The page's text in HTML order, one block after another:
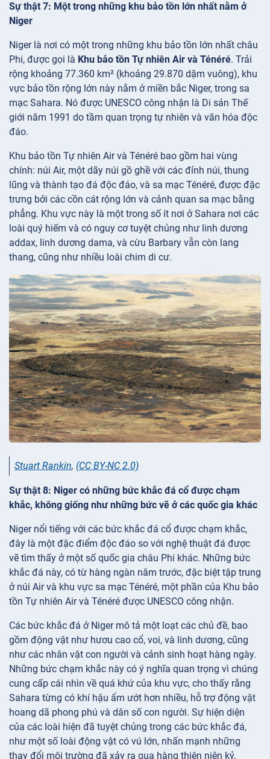
Sự thật 7: Một trong những khu bảo tồn lớn nhất nằm ở
Niger
Niger là nơi có một trong những khu bảo tồn lớn nhất châu
Phi, được gọi là Khu bảo tồn Tự nhiên Air và Ténéré. Trải
rộng khoảng 77.360 km² (khoảng 29.870 dặm vuông), khu
vực bảo tồn rộng lớn này nằm ở miền bắc Niger, trong sa
mạc Sahara. Nó được UNESCO công nhận là Di sản Thế
giới năm 1991 do tầm quan trọng tự nhiên và văn hóa độc
đáo.
Khu bảo tồn Tự nhiên Air và Ténéré bao gồm hai vùng
chính: núi Air, một dãy núi gồ ghề với các đỉnh núi, thung
lũng và thành tạo đá độc đáo, và sa mạc Ténéré, được đặc
trưng bởi các cồn cát rộng lớn và cảnh quan sa mạc bằng
phẳng. Khu vực này là một trong số ít nơi ở Sahara nơi các
loài quý hiếm và có nguy cơ tuyệt chủng như linh dương
addax, linh dương dama, và cừu Barbary vẫn còn lang
thang, cũng như nhiều loài chim di cư.
Stuart Rankin, (CC BY-NC 2.0)
Sự thật 8: Niger có những bức khắc đá cổ được chạm
khắc, không giống như những bức vẽ ở các quốc gia khác
Niger nổi tiếng với các bức khắc đá cổ được chạm khắc,
đây là một đặc điểm độc đáo so với nghệ thuật đá được
vẽ tìm thấy ở một số quốc gia châu Phi khác. Những bức
khắc đá này, có từ hàng ngàn năm trước, đặc biệt tập trung
ở núi Air và khu vực sa mạc Ténéré, một phần của Khu bảo
tồn Tự nhiên Air và Ténéré được UNESCO công nhận.
Các bức khắc đá ở Niger mô tả một loạt các chủ đề, bao
gồm động vật như hươu cao cổ, voi, và linh dương, cũng
như các nhân vật con người và cảnh sinh hoạt hàng ngày.
Những bức chạm khắc này có ý nghĩa quan trọng vì chúng
cung cấp cái nhìn về quá khứ của khu vực, cho thấy rằng
Sahara từng có khí hậu ẩm ướt hơn nhiều, hỗ trợ động vật
hoang dã phong phú và dân số con người. Sự hiện diện
của các loài hiện đã tuyệt chủng trong các bức khắc đá,
như một số loài động vật có vú lớn, nhấn mạnh những
thay đổi môi trường đã xảy ra qua hàng thiên niên kỷ.